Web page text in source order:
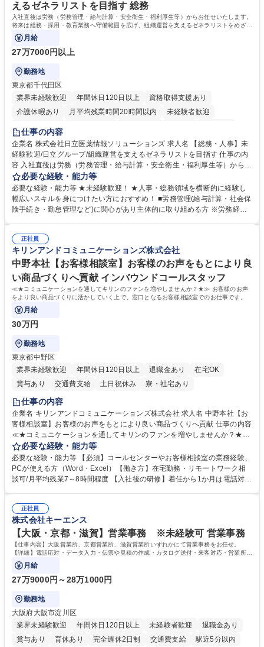
歴・資格 学歴：大学院 大学 高専 短大 専修学校 高校 語学力： 資格：日商
簿記検定1級 日商簿記検定2級 日商簿記検定3級
えるゼネラリストを目指す 総務
入社直後は労務（労務管理・給与計算・安全衛生・福利厚生等）からお任せいたします。
将来は総務・採用・教育業務へ守備範囲を広げ、組織運営を支えるゼネラリストをめざせ
ます。
月給
27万7000円以上
勤務地
東京都千代田区
業界未経験歓迎
年間休日120日以上
資格取得支援あり
介護休暇あり
月平均残業時間20時間以内
未経験者歓迎
住宅手当あり
育休あり
完全週休2日制 交通費支給 土日祝休み 寮・社宅あり
仕事の内容
企業名 株式会社日立医薬情報ソリューションズ 求人名 【総務・人事】未
経験歓迎/日立グループ/組織運営を支えるゼネラリストを目指す 仕事の内
容 入社直後は労務（労務管理・給与計算・安全衛生・福利厚生等）からお
任せいたします。将来は総務・採用・教育業務へ守備範囲を広げ、組織運
営を支えるゼネラリストをめざせます。 ・初期業務：労働時間管理、給与
計算、社会保険対応、福利厚生管理、安全衛生、健康経営推進等をお任せ
します。ご経験に応じて、休職者管理など、幅広く経験を積んでいただき
幅広く経験を積みたい意欲がある方に最適な環境です。 募集職種 【総
務・人事】未経験歓迎/日立グループ/組織運営を支えるゼネラリストを目
指す
必要な経験・能力等
必要な経験・能力等 ★未経験歓迎！ ★人事・総務領域を横断的に経験し
幅広いスキルを身につけたい方におすすめ！ ■労務管理(給与計算・社会保
険手続き・勤怠管理など)に関心があり主体的に取り組める方 ※労務経験
のご経験 ■労務管理（給与計算・社会保険手続き・勤怠管理など）の経験
■衛生管理者の資格をお持ちの方 学歴・資格 学歴：大学院 大学 高専 短大
専修学校 高校 語学力： 資格：
正社員
キリンアンドコミュニケーションズ株式会社
中野本社【お客様相談室】お客様のお声をもとにより良
い商品づくりへ貢献 インバウンドコールスタッフ
≪★コミュニケーションを通してキリンのファンを増やしませんか？★≫ お客様のお声
をより良い商品づくりに活かしていく上で、窓口となるお客様相談室でのお仕事です。
月給
30万円
勤務地
東京都中野区
業界未経験歓迎
年間休日120日以上 退職金あり
在宅OK
賞与あり
交通費支給 土日祝休み 寮・社宅あり
仕事の内容
企業名 キリンアンドコミュニケーションズ株式会社 求人名 中野本社【お
客様相談室】お客様のお声をもとにより良い商品づくりへ貢献 仕事の内容
≪★コミュニケーションを通してキリンのファンを増やしませんか？★≫
お客様のお声をより良い商品づくりに活かしていく上で、窓口となるお客
様相談室でのお仕事です。 日々お客様からいただくキリングループへのご
意見を、企業活動に活かしています。お客様からの声に迅速かつ誠意をも
って対応、情報提供するとともにグループ内活動に反映しています。 【具
平均100件前後■メール・手紙：同上40件前後 募集職種 中野本社【お客様
相談室】お客様のお声をもとにより良い商品づくりへ貢献
必要な経験・能力等
必要な経験・能力等 【必須】コールセンターやお客様相談室の業務経験、
PCが使える方（Word・Excel）【働き方】在宅勤務・リモートワーク相
談可/月平均残業7～8時間程度 【入社後の研修】着任から1か月は電話対応
すのでご安心ください。 【当社について】キリングループの広報機能を担
う会社として、お客様との出会いを大切にし、磨き上げたホスピタリティ
を込めてコミュニケーションをとりながら広報関連業務を行っておりま
す。 学歴・資格 学歴：大学院 大学 高専 短大 専修学校 高校 語学力： 資
格：
正社員
株式会社キーエンス
【大阪・京都・滋賀】営業事務 ※未経験可 営業事務
【仕事内容】大阪営業所、京都営業所、滋賀営業所いずれかにて営業事務をお任せ。
【詳細】電話応対・データ入力・伝票や見積の作成・カタログ送付・来客対応・営業所内
で発生する事務業務や業務改善をお任せ。
月給
27万9000円～28万1000円
勤務地
大阪府大阪市淀川区
業界未経験歓迎
年間休日120日以上 未経験者歓迎
退職金あり
賞与あり
育休あり 完全週休2日制 交通費支給 駅近5分以内